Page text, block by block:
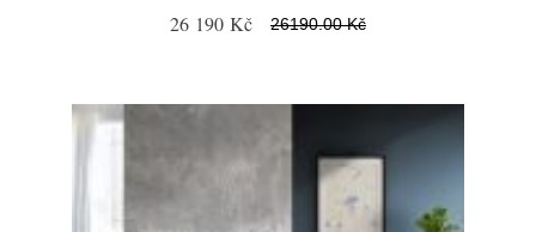
26 190 Kč 26190.00 Kč